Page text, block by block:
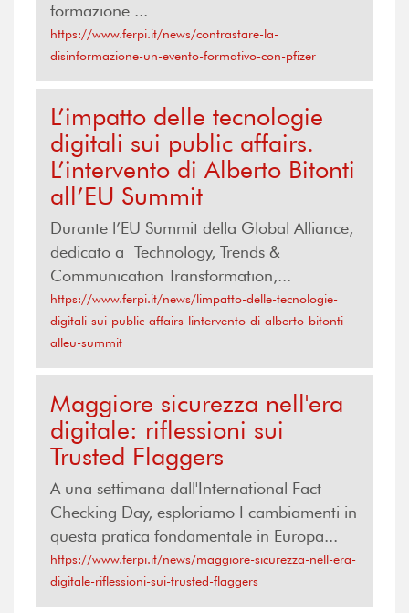
formazione ...
https://www.ferpi.it/news/contrastare-la-
disinformazione-un-evento-formativo-con-pfizer
L’impatto delle tecnologie
digitali sui public affairs.
L’intervento di Alberto Bitonti
all’EU Summit
Durante l’EU Summit della Global Alliance,
dedicato a Technology, Trends &
Communication Transformation,...
https://www.ferpi.it/news/limpatto-delle-tecnologie-
digitali-sui-public-affairs-lintervento-di-alberto-bitonti-
alleu-summit
Maggiore sicurezza nell'era
digitale: riflessioni sui
Trusted Flaggers
A una settimana dall'International Fact-
Checking Day, esploriamo I cambiamenti in
questa pratica fondamentale in Europa...
https://www.ferpi.it/news/maggiore-sicurezza-nell-era-
digitale-riflessioni-sui-trusted-flaggers